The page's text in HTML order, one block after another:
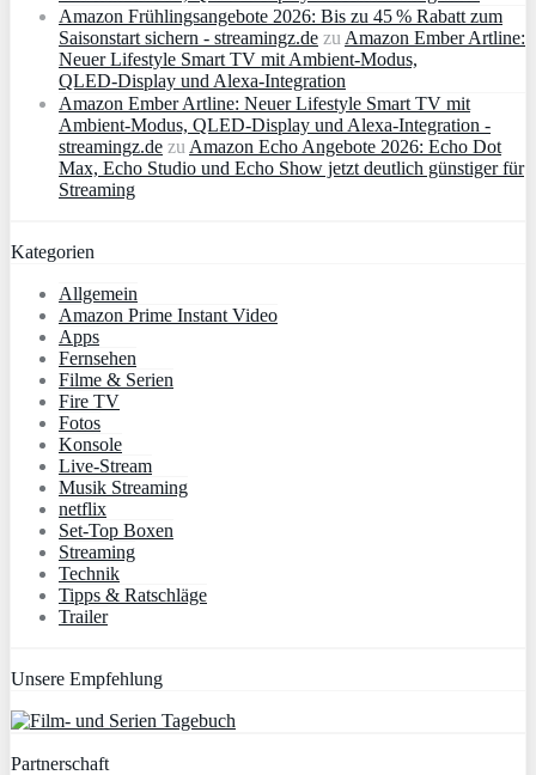
Amazon Frühlingsangebote 2026: Bis zu 45 % Rabatt zum
Saisonstart sichern - streamingz.de zu Amazon Ember Artline:
Neuer Lifestyle Smart TV mit Ambient‑Modus,
QLED‑Display und Alexa‑Integration
Amazon Ember Artline: Neuer Lifestyle Smart TV mit
Ambient‑Modus, QLED‑Display und Alexa‑Integration -
streamingz.de zu Amazon Echo Angebote 2026: Echo Dot
Max, Echo Studio und Echo Show jetzt deutlich günstiger für
Streaming
Kategorien
Allgemein
Amazon Prime Instant Video
Apps
Fernsehen
Filme & Serien
Fire TV
Fotos
Konsole
Live-Stream
Musik Streaming
netflix
Set-Top Boxen
Streaming
Technik
Tipps & Ratschläge
Trailer
Unsere Empfehlung
Partnerschaft